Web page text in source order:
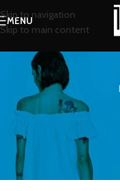
Skip to navigation
Skip to main content
MENU
หอมชื่นใจ…
ดอกมะลิพ